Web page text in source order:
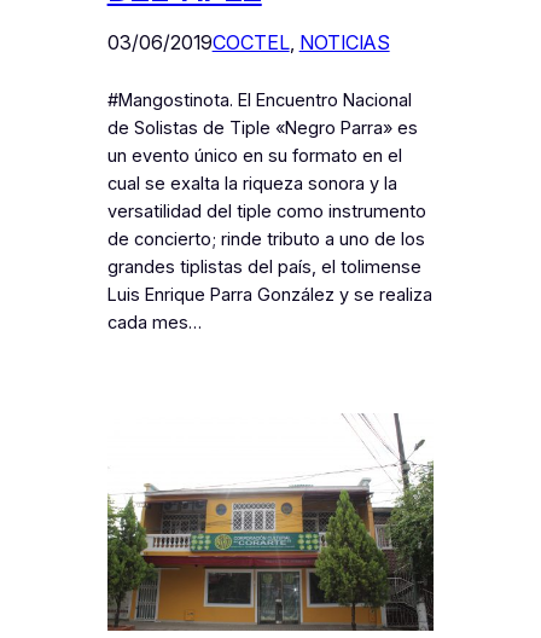
03/06/2019COCTEL, NOTICIAS
#Mangostinota. El Encuentro Nacional
de Solistas de Tiple «Negro Parra» es
un evento único en su formato en el
cual se exalta la riqueza sonora y la
versatilidad del tiple como instrumento
de concierto; rinde tributo a uno de los
grandes tiplistas del país, el tolimense
Luis Enrique Parra González y se realiza
cada mes…